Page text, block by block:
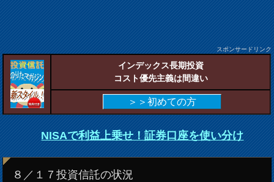
スポンサードリンク
インデックス長期投資
コスト優先主義は間違い
＞＞初めての方
NISAで利益上乗せ！証券口座を使い分け
８／１７投資信託の状況